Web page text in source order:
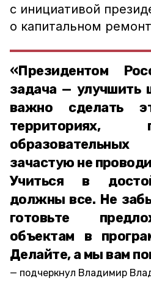
с инициативой
о капитальном
«Президентом
задача — улучшить
важно сделать
зачастую не
Учиться в
должны все. Не
готовьте
объектам в
Делайте, а мы вам
подчеркнул Владимир